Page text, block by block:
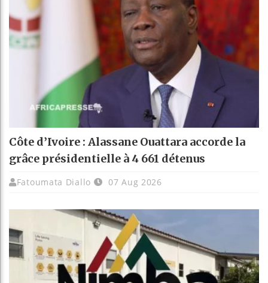
Côte d’Ivoire : Alassane Ouattara accorde la
grâce présidentielle à 4 661 détenus
Fatoumata Diallo 07 Aug 2026